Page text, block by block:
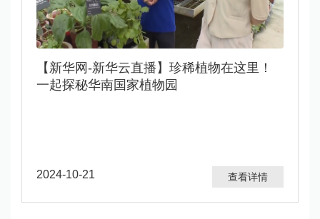
​【新华网-新华云直播】珍稀植物在这里！
一起探秘华南国家植物园
2024-10-21 查看详情